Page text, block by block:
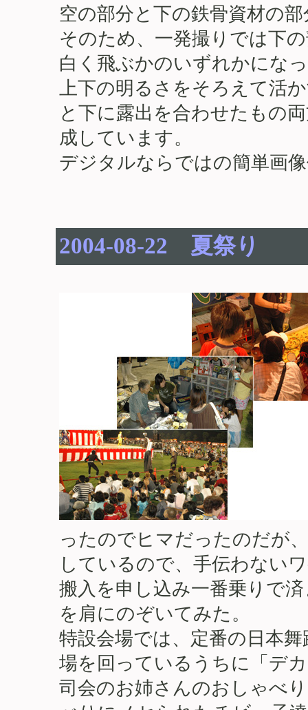
空の部分と下の鉄骨資材の
そのため、一発撮りでは下
白く飛ぶかのいずれかにな
上下の明るさをそろえて活
と下に露出を合わせたもの
成しています。
デジタルならではの簡単画
2004-08-22 夏祭り
ったのでヒマだったのだが
しているので、手伝わない
搬入を申し込み一番乗りで
を肩にのぞいてみた。
特設会場では、定番の日本
場を回っているうちに「デ
司会のお姉さんのおしゃべ